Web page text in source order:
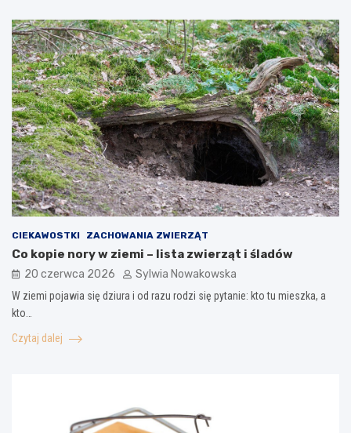
CIEKAWOSTKI ZACHOWANIA ZWIERZĄT
Co kopie nory w ziemi – lista zwierząt i śladów
20 czerwca 2026 Sylwia Nowakowska
W ziemi pojawia się dziura i od razu rodzi się pytanie: kto tu mieszka, a
kto…
Czytaj dalej